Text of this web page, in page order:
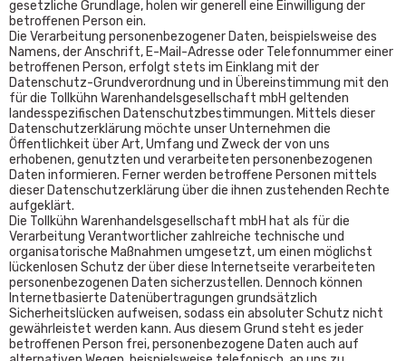
gesetzliche Grundlage, holen wir generell eine Einwilligung der
betroffenen Person ein.
Die Verarbeitung personenbezogener Daten, beispielsweise des
Namens, der Anschrift, E-Mail-Adresse oder Telefonnummer einer
betroffenen Person, erfolgt stets im Einklang mit der
Datenschutz-Grundverordnung und in Übereinstimmung mit den
für die Tollkühn Warenhandelsgesellschaft mbH geltenden
landesspezifischen Datenschutzbestimmungen. Mittels dieser
Datenschutzerklärung möchte unser Unternehmen die
Öffentlichkeit über Art, Umfang und Zweck der von uns
erhobenen, genutzten und verarbeiteten personenbezogenen
Daten informieren. Ferner werden betroffene Personen mittels
dieser Datenschutzerklärung über die ihnen zustehenden Rechte
aufgeklärt.
Die Tollkühn Warenhandelsgesellschaft mbH hat als für die
Verarbeitung Verantwortlicher zahlreiche technische und
organisatorische Maßnahmen umgesetzt, um einen möglichst
lückenlosen Schutz der über diese Internetseite verarbeiteten
personenbezogenen Daten sicherzustellen. Dennoch können
Internetbasierte Datenübertragungen grundsätzlich
Sicherheitslücken aufweisen, sodass ein absoluter Schutz nicht
gewährleistet werden kann. Aus diesem Grund steht es jeder
betroffenen Person frei, personenbezogene Daten auch auf